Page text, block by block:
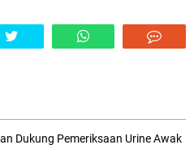
Dukung Pemeriksaan Urine Awak